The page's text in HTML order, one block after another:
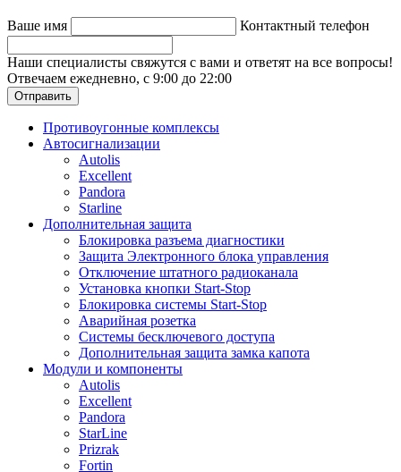
Ваше имя Контактный телефон
Наши специалисты свяжутся с вами и ответят на все вопросы!
Отвечаем ежедневно, с 9:00 до 22:00
Отправить
Противоугонные комплексы
Автосигнализации
Autolis
Excellent
Pandora
Starline
Дополнительная защита
Блокировка разъема диагностики
Защита Электронного блока управления
Отключение штатного радиоканала
Установка кнопки Start-Stop
Блокировка системы Start-Stop
Аварийная розетка
Системы бесключевого доступа
Дополнительная защита замка капота
Модули и компоненты
Autolis
Excellent
Pandora
StarLine
Prizrak
Fortin